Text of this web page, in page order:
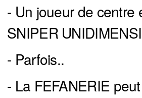
- Un joueur de centre
SNIPER
- Parfois..
- La FEFANERIE